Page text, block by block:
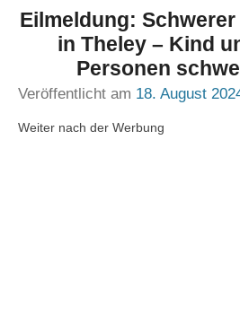
Eilmeldung:
in Theley – Kind
Personen
Veröffentlicht am 18. August
Weiter nach der Werbung